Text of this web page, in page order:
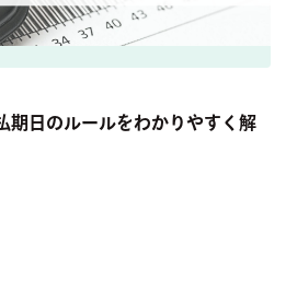
期日のルールをわかりやすく解